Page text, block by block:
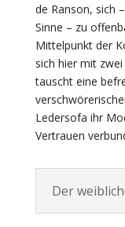
de Ranson, sich
Sinne – zu
Mittelpunkt der
sich hier mit
tauscht eine
Ledersofa ihr
Vertrauen
Der